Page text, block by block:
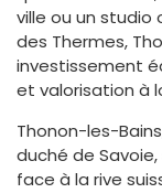
ville ou un studio
des Thermes,
investissement
et valorisation à
Thonon-les-
duché de
face à la rive